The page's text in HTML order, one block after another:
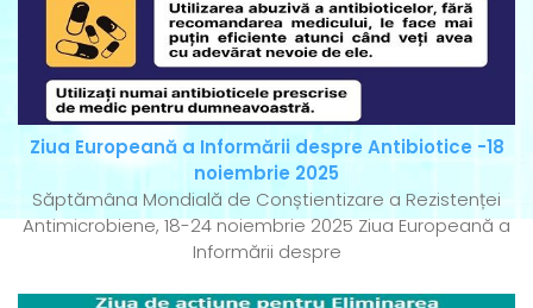
Ziua Europeană a Informării despre Antibiotice -18
noiembrie 2025
Săptămâna Mondială de Conștientizare a Rezistenței
Antimicrobiene, 18-24 noiembrie 2025 Ziua Europeană a
Informării despre